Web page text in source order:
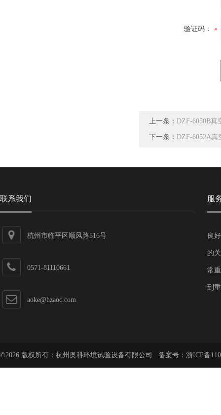
验证码：
上一条： DZF-6050B真
下一条： DZF-6052A真
联系我们
杭州市临平区顺风路516号
0571-81110661
aoke@hzaoc.com
服
良
的
常
到
©2026 版权所有：杭州奥科环境试验设备有限公司 备案号： 浙ICP备